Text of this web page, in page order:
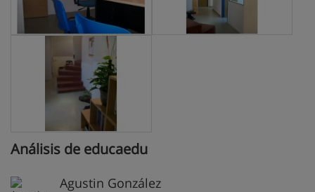
Análisis de educaedu
Agustin González